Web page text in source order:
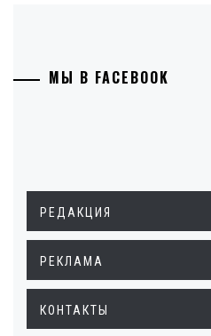
МЫ В FACEBOOK
РЕДАКЦИЯ
РЕКЛАМА
КОНТАКТЫ